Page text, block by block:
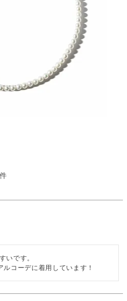
いです。
コーデに着用しています！